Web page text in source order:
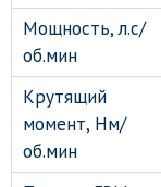
Мощность, л.с/
об.мин
Крутящий
момент, Нм/
об.мин